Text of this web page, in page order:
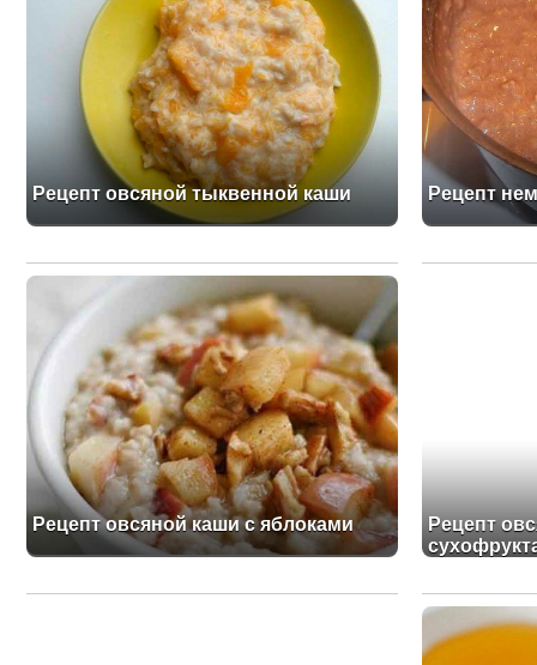
Рецепт овсяной тыквенной каши Рецепт
Рецепт овсяной каши с яблоками
Рецепт